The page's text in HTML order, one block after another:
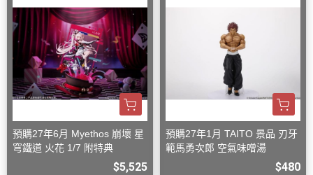
預購27年6月 Myethos 崩壞 星
穹鐵道 火花 1/7 附特典
$5,525
預購27年1月 TAITO 景品 刃牙
範馬勇次郎 空氣味噌湯
$480